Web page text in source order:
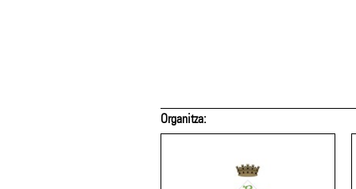
Organitza: